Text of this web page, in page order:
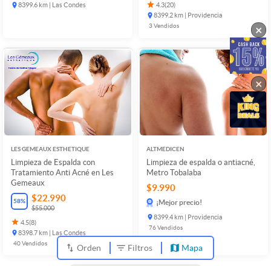
8399.6 km | Las Condes
4.3(20)
8399.2 km | Providencia
3Vendidos
LES GEMEAUX ESTHETIQUE
Limpieza de Espalda con
Tratamiento Anti Acné en Les
Gemeaux
58% $22.990
$55.000
4.5(8)
8398.7 km | Las Condes
40Vendidos
ALTMEDICEN
Limpieza de espalda o antiacné,
Metro Tobalaba
$9.990
¡Mejor precio!
8399.4 km | Providencia
76Vendidos
Orden Filtros Mapa
×
×